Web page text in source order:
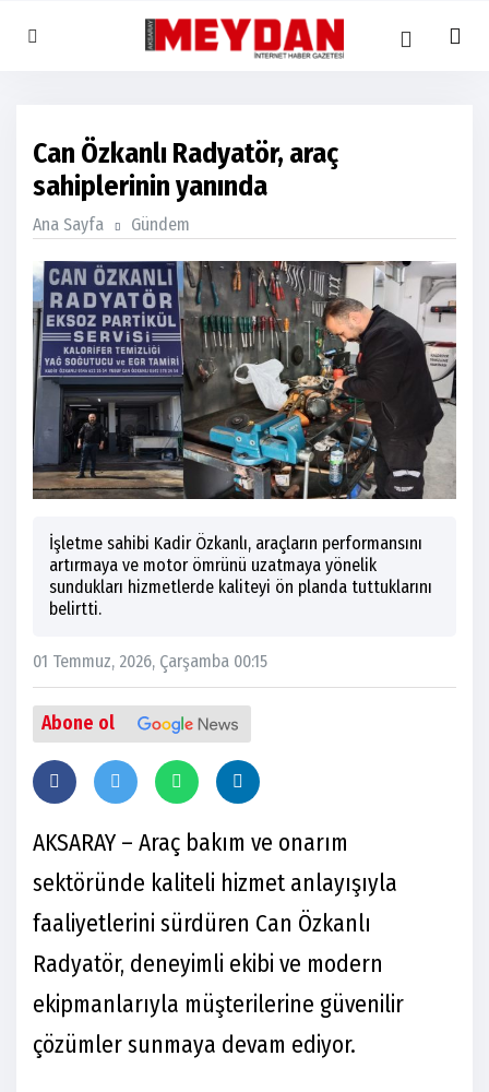
Can Özkanlı Radyatör, araç
sahiplerinin yanında
Ana Sayfa Gündem
İşletme sahibi Kadir Özkanlı, araçların performansını
artırmaya ve motor ömrünü uzatmaya yönelik
sundukları hizmetlerde kaliteyi ön planda tuttuklarını
belirtti.
01 Temmuz, 2026, Çarşamba 00:15
Abone ol
AKSARAY – Araç bakım ve onarım
sektöründe kaliteli hizmet anlayışıyla
faaliyetlerini sürdüren Can Özkanlı
Radyatör, deneyimli ekibi ve modern
ekipmanlarıyla müşterilerine güvenilir
çözümler sunmaya devam ediyor.